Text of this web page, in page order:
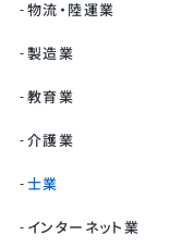
物流・陸運業
製造業
教育業
介護業
士業
インターネット業